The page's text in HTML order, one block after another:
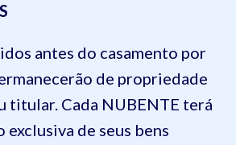
antes do casamento por
de propriedade
titular. Cada NUBENTE terá
exclusiva de seus bens